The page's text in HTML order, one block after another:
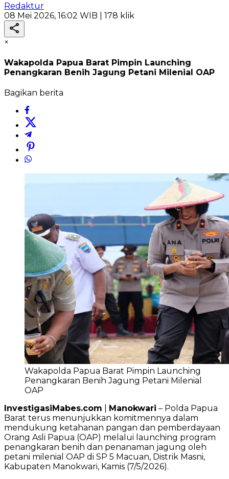
Redaktur
08 Mei 2026, 16:02 WIB | 178 klik
×
Wakapolda Papua Barat Pimpin Launching
Penangkaran Benih Jagung Petani Milenial OAP
Bagikan berita
Wakapolda Papua Barat Pimpin Launching
Penangkaran Benih Jagung Petani Milenial
OAP
InvestigasiMabes.com
Manokwari – Polda Papua
Barat terus menunjukkan komitmennya dalam
mendukung ketahanan pangan dan pemberdayaan
Orang Asli Papua (OAP) melalui launching program
penangkaran benih dan penanaman jagung oleh
petani milenial OAP di SP 5 Macuan, Distrik Masni,
Kabupaten Manokwari, Kamis (7/5/2026).